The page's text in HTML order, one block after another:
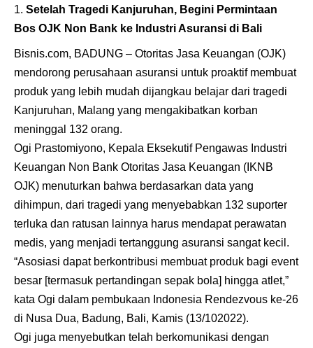
Setelah Tragedi Kanjuruhan, Begini Permintaan
Bos OJK Non Bank ke Industri Asuransi di Bali
Bisnis.com, BADUNG – Otoritas Jasa Keuangan (OJK)
mendorong perusahaan asuransi untuk proaktif membuat
produk yang lebih mudah dijangkau belajar dari tragedi
Kanjuruhan, Malang yang mengakibatkan korban
meninggal 132 orang.
Ogi Prastomiyono, Kepala Eksekutif Pengawas Industri
Keuangan Non Bank Otoritas Jasa Keuangan (IKNB
OJK) menuturkan bahwa berdasarkan data yang
dihimpun, dari tragedi yang menyebabkan 132 suporter
terluka dan ratusan lainnya harus mendapat perawatan
medis, yang menjadi tertanggung asuransi sangat kecil.
“Asosiasi dapat berkontribusi membuat produk bagi event
besar [termasuk pertandingan sepak bola] hingga atlet,”
kata Ogi dalam pembukaan Indonesia Rendezvous ke-26
di Nusa Dua, Badung, Bali, Kamis (13/102022).
Ogi juga menyebutkan telah berkomunikasi dengan